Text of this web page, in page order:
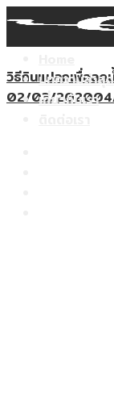
บทความล่าสุด
เกี่ยวกับเรา
Search
วิธีกินแปลกเพื่อลด
02/03/2020